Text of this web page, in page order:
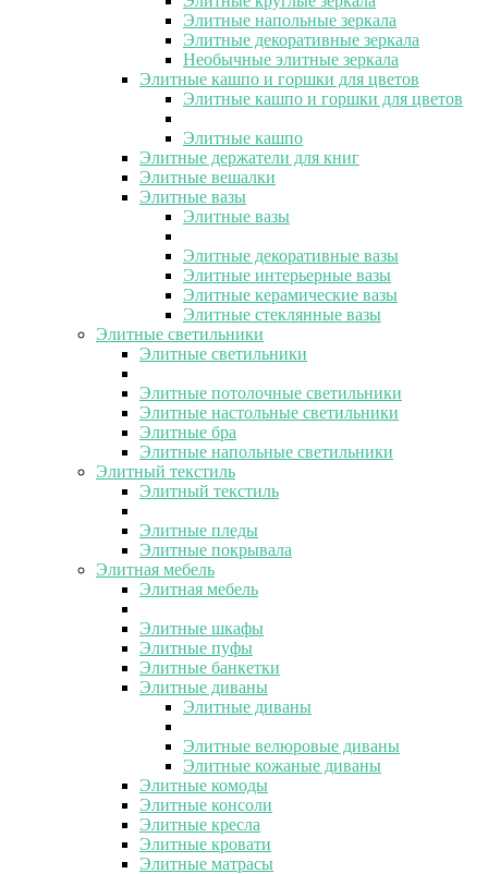
Элитные напольные зеркала
Элитные декоративные зеркала
Необычные элитные зеркала
Элитные кашпо и горшки для цветов
Элитные кашпо и горшки для цветов
Элитные кашпо
Элитные держатели для книг
Элитные вешалки
Элитные вазы
Элитные вазы
Элитные декоративные вазы
Элитные интерьерные вазы
Элитные керамические вазы
Элитные стеклянные вазы
Элитные светильники
Элитные светильники
Элитные потолочные светильники
Элитные настольные светильники
Элитные бра
Элитные напольные светильники
Элитный текстиль
Элитный текстиль
Элитные пледы
Элитные покрывала
Элитная мебель
Элитная мебель
Элитные шкафы
Элитные пуфы
Элитные банкетки
Элитные диваны
Элитные диваны
Элитные велюровые диваны
Элитные кожаные диваны
Элитные комоды
Элитные консоли
Элитные кресла
Элитные кровати
Элитные матрасы